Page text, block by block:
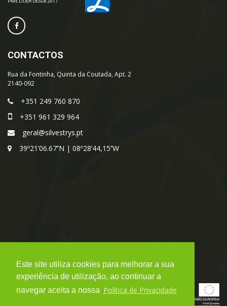
Este site utiliza cookies para melhorar a sua
experiência de utilização, ao continuar a
navegar aceita a nossa Política de Privacidade
PME LÍDER DESDE 2017
CONTACTOS
Rua da Fontinha, Quinta da Coutada, Apt. 2
2140-092
+351 249 760 870
+351 961 329 964
geral@silvestrys.pt
39º21’06.67’’N | 08º28’44,15’’W